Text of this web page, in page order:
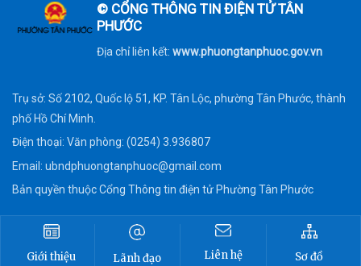
© CỔNG THÔNG TIN ĐIỆN TỬ TÂN
PHƯỚC
Địa chỉ liên kết: www.phuongtanphuoc.gov.vn
Trụ sở: Số 2102, Quốc lộ 51, KP. Tân Lộc, phường Tân Phước, thành
phố Hồ Chí Minh.
Điện thoại: Văn phòng: (0254) 3.936807
Email: ubndphuongtanphuoc@gmail.com
Bản quyền thuộc Cổng Thông tin điện tử Phường Tân Phước
Giới thiệu Lãnh đạo Liên hệ Sơ đồ